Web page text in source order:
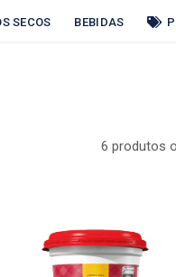
SECOS BEBIDAS
6 produtos